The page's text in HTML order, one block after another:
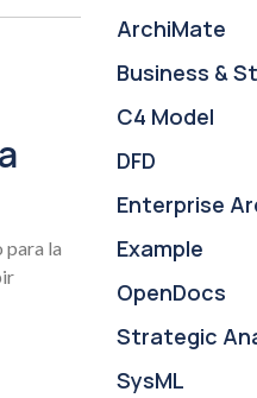
para la
ArchiMate
Business &
C4 Model
DFD
Enterprise
Example
OpenDocs
Strategic
SysML